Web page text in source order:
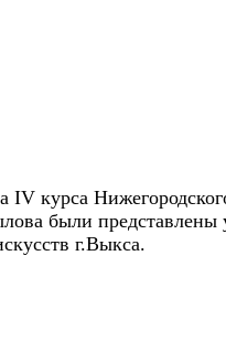
IV курса
были представлены
г.Выкса.